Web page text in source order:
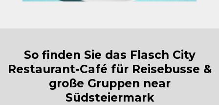
So finden Sie das Flasch City
Restaurant-Café für Reisebusse &
große Gruppen near
Südsteiermark